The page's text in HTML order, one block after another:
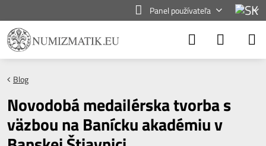
Panel používateľa
Blog
Novodobá medailérska tvorba s
väzbou na Banícku akadémiu v